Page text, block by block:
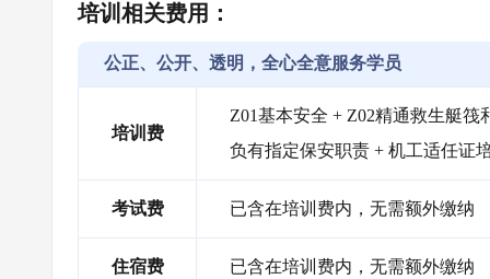
培训相关费用：
公正、公开、透明，全心全意服务学员
培训费
Z01基本安全 + Z02精通救生艇筏
负有指定保安职责 + 机工适任证
考试费 已含在培训费内，无需额外缴纳
住宿费 已含在培训费内，无需额外缴纳